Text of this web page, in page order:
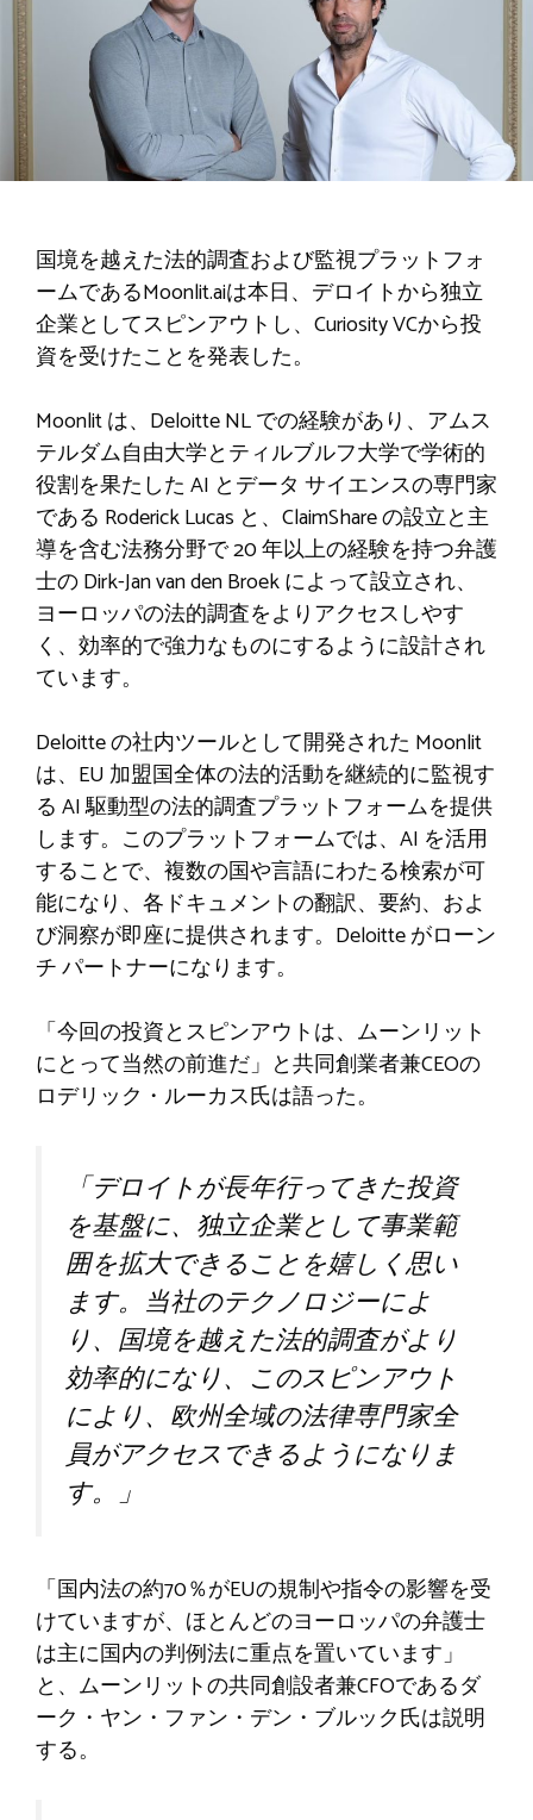
国境を越えた法的調査および監視プラットフォ
ームであるMoonlit.aiは本日、デロイトから独立
企業としてスピンアウトし、Curiosity VCから投
資を受けたことを発表した。
Moonlit は、Deloitte NL での経験があり、アムス
テルダム自由大学とティルブルフ大学で学術的
役割を果たした AI とデータ サイエンスの専門家
である Roderick Lucas と、ClaimShare の設立と主
導を含む法務分野で 20 年以上の経験を持つ弁護
士の Dirk-Jan van den Broek によって設立され、
ヨーロッパの法的調査をよりアクセスしやす
く、効率的で強力なものにするように設計され
ています。
Deloitte の社内ツールとして開発された Moonlit
は、EU 加盟国全体の法的活動を継続的に監視す
る AI 駆動型の法的調査プラットフォームを提供
します。このプラットフォームでは、AI を活用
することで、複数の国や言語にわたる検索が可
能になり、各ドキュメントの翻訳、要約、およ
び洞察が即座に提供されます。Deloitte がローン
チ パートナーになります。
「今回の投資とスピンアウトは、ムーンリット
にとって当然の前進だ」と共同創業者兼CEOの
ロデリック・ルーカス氏は語った。
「デロイトが長年行ってきた投資
を基盤に、独立企業として事業範
囲を拡大できることを嬉しく思い
ます。当社のテクノロジーによ
り、国境を越えた法的調査がより
効率的になり、このスピンアウト
により、欧州全域の法律専門家全
員がアクセスできるようになりま
す。」
「国内法の約70％がEUの規制や指令の影響を受
けていますが、ほとんどのヨーロッパの弁護士
は主に国内の判例法に重点を置いています」
と、ムーンリットの共同創設者兼CFOであるダ
ーク・ヤン・ファン・デン・ブルック氏は説明
する。